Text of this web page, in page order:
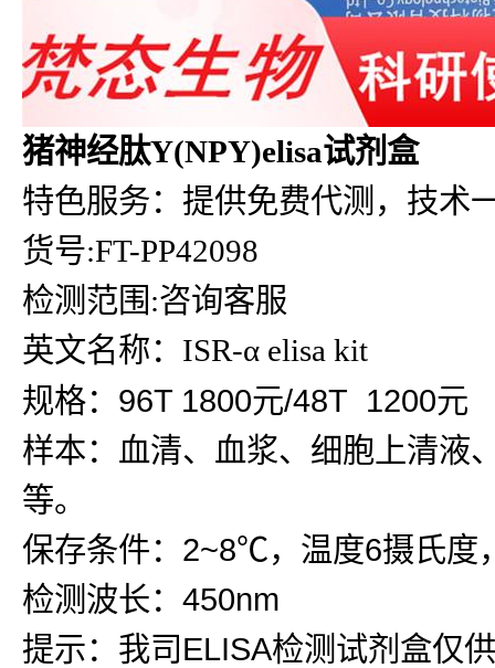
猪神经肽Y(NPY)elisa试剂盒
特色服务：提供免费代测，技术
货号:FT-PP42098
检测范围:咨询客服
英文名称：ISR-α elisa kit
规格：96T 1800元/48T 1200元
样本：血清、血浆、细胞上清液
等。
保存条件：2~8℃，温度6摄氏度
检测波长：450nm
提示：我司ELISA检测试剂盒仅